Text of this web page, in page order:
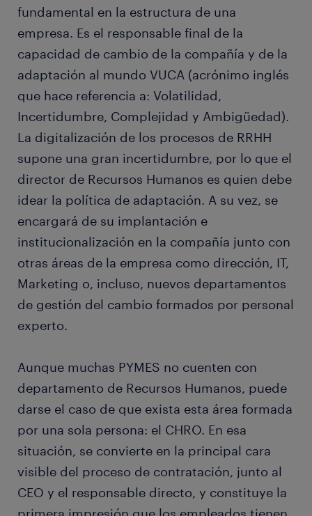
fundamental en la estructura de una
empresa. Es el responsable final de la
capacidad de cambio de la compañía y de la
adaptación al mundo VUCA (acrónimo inglés
que hace referencia a: Volatilidad,
Incertidumbre, Complejidad y Ambigüedad).
La digitalización de los procesos de RRHH
supone una gran incertidumbre, por lo que el
director de Recursos Humanos es quien debe
idear la política de adaptación. A su vez, se
encargará de su implantación e
institucionalización en la compañía junto con
otras áreas de la empresa como dirección, IT,
Marketing o, incluso, nuevos departamentos
de gestión del cambio formados por personal
experto.
Aunque muchas PYMES no cuenten con
departamento de Recursos Humanos, puede
darse el caso de que exista esta área formada
por una sola persona: el CHRO. En esa
situación, se convierte en la principal cara
visible del proceso de contratación, junto al
CEO y el responsable directo, y constituye la